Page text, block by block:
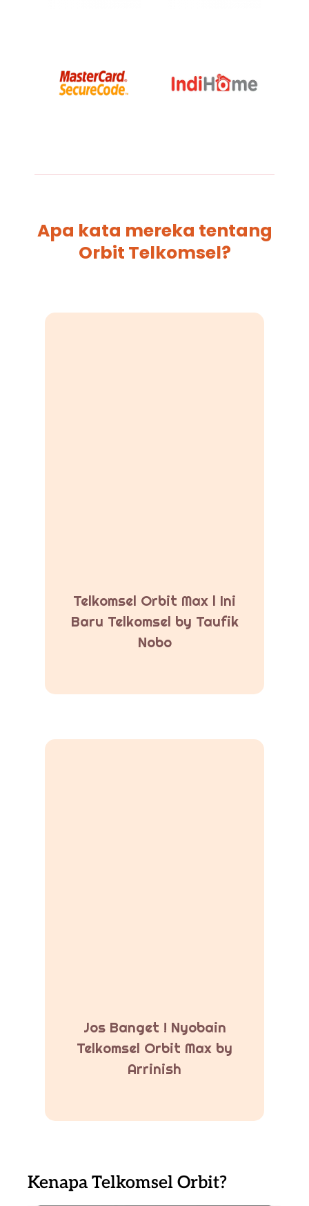
Apa kata mereka tentang
Orbit Telkomsel?
Telkomsel Orbit Max l Ini
Baru Telkomsel by Taufik
Nobo
Jos Banget ! Nyobain
Telkomsel Orbit Max by
Arrinish
Kenapa Telkomsel Orbit?